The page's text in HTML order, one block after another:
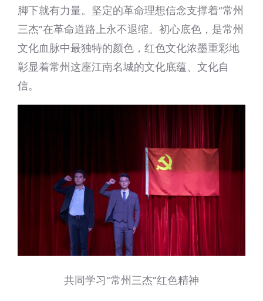
脚下就有力量。坚定的革命理想信念支撑着“常州
三杰”在革命道路上永不退缩。初心底色，是常州
文化血脉中最独特的颜色，红色文化浓墨重彩地
彰显着常州这座江南名城的文化底蕴、文化自
信。
共同学习“常州三杰”红色精神